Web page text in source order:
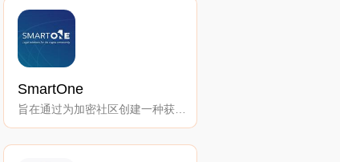
SmartOne
旨在通过为加密社区创建一种获得法律服务的途径。